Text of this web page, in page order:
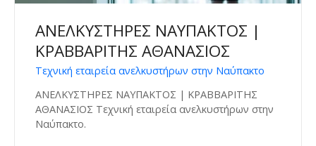
ΑΝΕΛΚΥΣΤΗΡΕΣ ΝΑΥΠΑΚΤΟΣ |
ΚΡΑΒΒΑΡΙΤΗΣ ΑΘΑΝΑΣΙΟΣ
Τεχνική εταιρεία ανελκυστήρων στην Ναύπακτο
ΑΝΕΛΚΥΣΤΗΡΕΣ ΝΑΥΠΑΚΤΟΣ | ΚΡΑΒΒΑΡΙΤΗΣ
ΑΘΑΝΑΣΙΟΣ Τεχνική εταιρεία ανελκυστήρων στην
Ναύπακτο.